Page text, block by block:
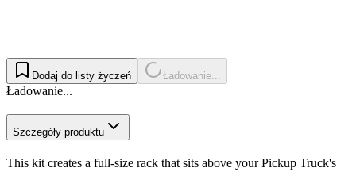
Dodaj do listy życzeń Ładowanie...
Ładowanie...
Szczegóły produktu
This kit creates a full-size rack that sits above your Pickup Truck's